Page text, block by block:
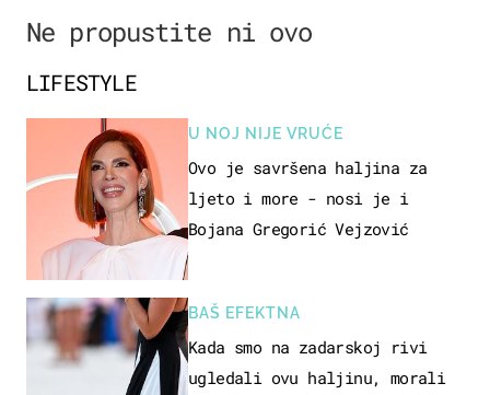
Ne propustite ni ovo
LIFESTYLE
U NOJ NIJE VRUĆE
Ovo je savršena haljina za
ljeto i more - nosi je i
Bojana Gregorić Vejzović
BAŠ EFEKTNA
Kada smo na zadarskoj rivi
ugledali ovu haljinu, morali